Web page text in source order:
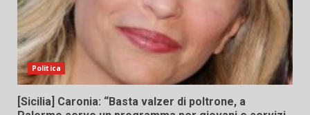
Politica
[Sicilia] Caronia: “Basta valzer di poltrone, a